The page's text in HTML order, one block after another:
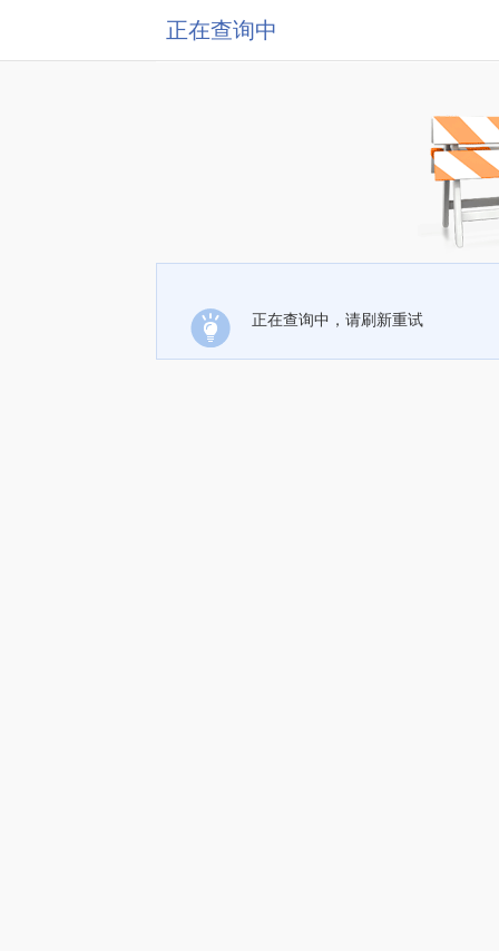
正在查询中
正在查询中，请刷新重试